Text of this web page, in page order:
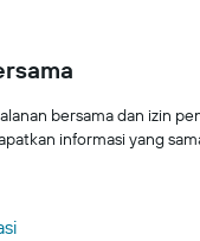
bersama dan izin
informasi yang